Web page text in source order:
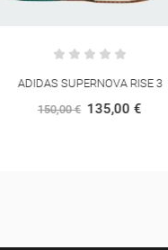
ADIDAS SUPERNOVA RISE 3
150,00 € 135,00 €